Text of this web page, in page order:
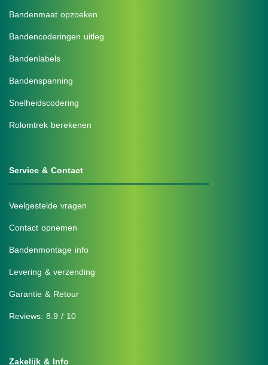
Bandenmaat opzoeken
Bandencoderingen uitleg
Bandenlabels
Bandenspanning
Snelheidscodering
Rolomtrek berekenen
Service & Contact
Veelgestelde vragen
Contact opnemen
Bandenmontage info
Levering & verzending
Garantie & Retour
Reviews: 8.9 / 10
Zakelijk & Info